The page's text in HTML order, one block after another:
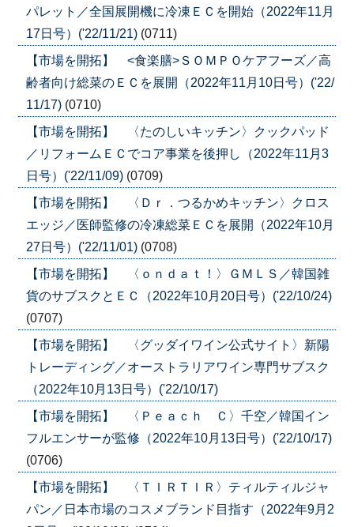
パレット／全国展開機に冷凍ＥＣを開始（2022年11月
17日号）('22/11/21) (0711)
【市場を開拓】 <食楽膳>ＳＯＭＰＯケアフーズ／高
齢者向け総菜のＥＣを展開（2022年11月10日号）('22/
11/17) (0710)
【市場を開拓】 〈たのしいキッチン〉クックパッド
／リフォームＥＣでコア事業を後押し（2022年11月3
日号）('22/11/09) (0709)
【市場を開拓】 〈Ｄｒ．つるかめキッチン〉クロス
エッジ／医師監修の冷凍総菜ＥＣを展開（2022年10月
27日号）('22/11/01) (0708)
【市場を開拓】 〈ｏｎｄａｔ！〉ＧＭＬＳ／韓国雑
貨のサブスクとＥＣ（2022年10月20日号）('22/10/24)
(0707)
【市場を開拓】 〈グッダイワイン公式サイト〉新陽
トレーディング／オーストラリアワイン専門サブスク
（2022年10月13日号）('22/10/17)
【市場を開拓】 〈Ｐｅａｃｈ Ｃ〉千空／韓国イン
フルエンサーが監修（2022年10月13日号）('22/10/17)
(0706)
【市場を開拓】 〈ＴＩＲＴＩＲ〉ティルティルジャ
パン／日本市場のコスメブランド目指す（2022年9月2